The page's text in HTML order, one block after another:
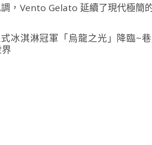
，Vento Gelato 延續了現代極簡